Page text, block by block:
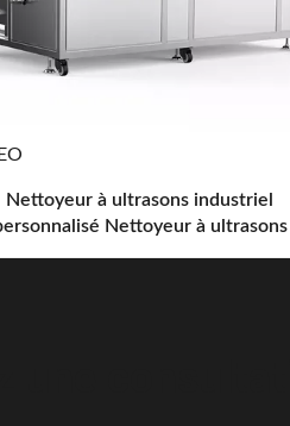
Nettoyeur à ultrasons industriel
Nettoyeur à ultrasons